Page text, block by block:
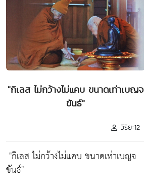
"กิเลส ไม่กว้างไม่แคบ ขนาดเท่าเบญจ
ขันธ์"
วิริยะ12
"กิเลส ไม่กว้างไม่แคบ ขนาดเท่าเบญจ
ขันธ์"